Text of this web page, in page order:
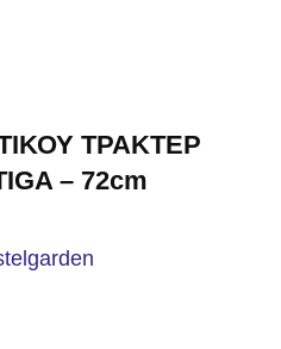
ΤΡΑΚΤΕΡ
– 72cm